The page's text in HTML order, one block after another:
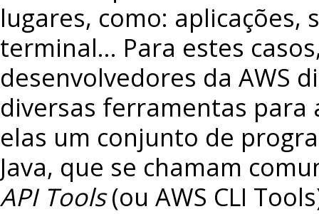
lugares, como: aplicações,
terminal… Para estes
desenvolvedores da AWS
diversas ferramentas para
elas um conjunto de
Java, que se chamam
API Tools(ou AWS CLI